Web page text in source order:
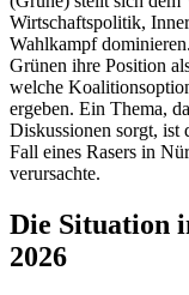
Wirtschaftspolitik,
Wahlkampf
Grünen ihre Position
welche
ergeben. Ein Thema,
Diskussionen sorgt, ist
Fall eines Rasers in
verursachte.
Die Situation
2026